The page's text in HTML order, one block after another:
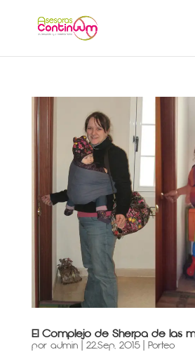
El Complejo de Sherpa de las
por admin| 22,Sep, 2015| Porteo